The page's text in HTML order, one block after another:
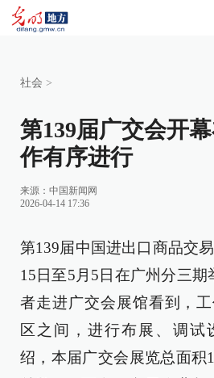
社会 >
第139届广交会开
作有序进行
来源： 中国新闻网
2026-04-14 17:36
第139届中国进出口商品交
15日至5月5日在广州分三期
者走进广交会展馆看到，
区之间，进行布展、调试
绍，本届广交会展览总面积